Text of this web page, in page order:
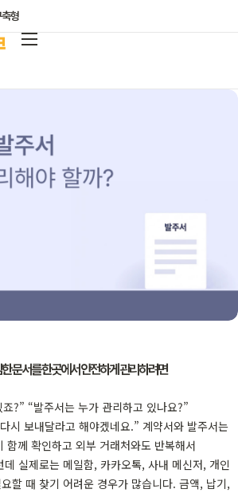
형
문서를 한곳에서 안전하게 관리하려면
?” “발주서는 누가 관리하고 있나요?”
시 보내달라고 해야겠네요.” 계약서와 발주서는
함께 확인하고 외부 거래처와도 반복해서
실제로는 메일함, 카카오톡, 사내 메신저, 개인
할 때 찾기 어려운 경우가 많습니다. 금액, 납기,